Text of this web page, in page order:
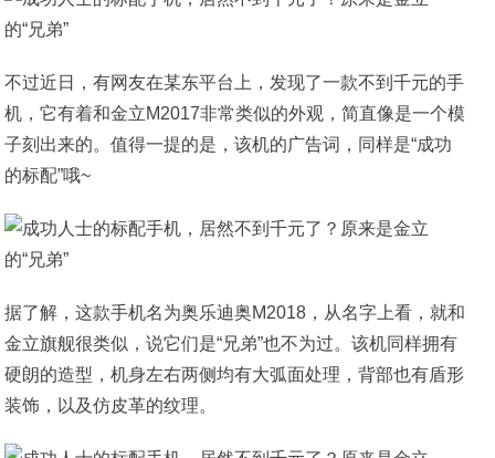
不过近日，有网友在某东平台上，发现了一款不到千元的手
机，它有着和金立M2017非常类似的外观，简直像是一个模
子刻出来的。值得一提的是，该机的广告词，同样是“成功
的标配”哦~
据了解，这款手机名为奥乐迪奥M2018，从名字上看，就和
金立旗舰很类似，说它们是“兄弟”也不为过。该机同样拥有
硬朗的造型，机身左右两侧均有大弧面处理，背部也有盾形
装饰，以及仿皮革的纹理。